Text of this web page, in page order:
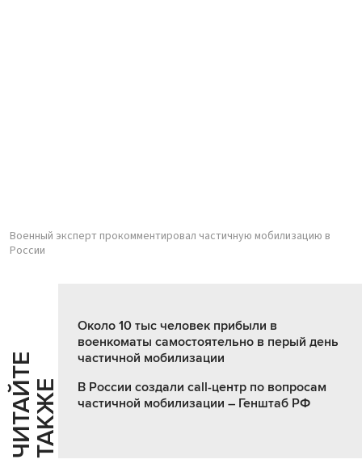
Военный эксперт прокомментировал частичную мобилизацию в
России
Ч
И
Т
АЙ
Т
Е
Т
А
К
ЖЕ
Около 10 тыс человек прибыли в
военкоматы самостоятельно в перый день
частичной мобилизации
В России создали call-центр по вопросам
частичной мобилизации – Генштаб РФ